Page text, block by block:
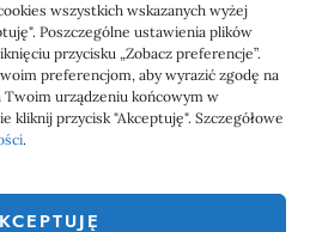
wszystkich wskazanych wyżej
Poszczególne ustawienia plików
przycisku „Zobacz preferencje”.
preferencjom, aby wyrazić zgodę na
urządzeniu końcowym w
kliknij przycisk "Akceptuję". Szczegółowe
.
gdzie każdy powinien znaleźć coś
Dlatego właśnie powstał ten